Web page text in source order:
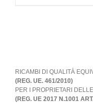
RICAMBI DI QUALITÀ
(REG. UE. 461/2010)
PER I PROPRIETARI
(REG. UE 2017 N.1001